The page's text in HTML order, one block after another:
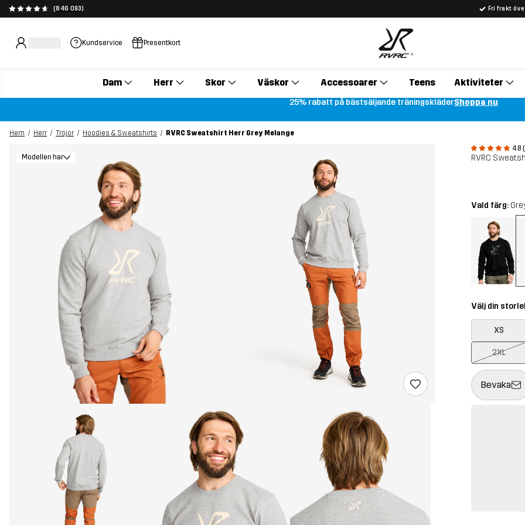
(846 093) Fri frakt
Kundservice Presentkort
Dam Herr Skor Väskor Accessoarer Teens Aktiviteter
25% rabatt på bästsäljande träningskläderShoppa nu
Hem Herr Tröjor Hoodies & Sweatshirts
RVRC Sweatshirt Herr Grey Melange
4.8
RVRC
Modellen har
Vald färg:
Välj din
XS
2XL
Bevaka
Denna
{{size}} inte